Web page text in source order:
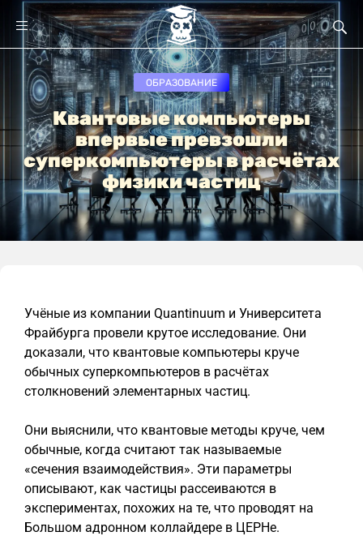
ОБРАЗОВАНИЕ
Квантовые компьютеры
впервые превзошли
суперкомпьютеры в расчётах
физики частиц
Учёные из компании Quantinuum и Университета
Фрайбурга провели крутое исследование. Они
доказали, что квантовые компьютеры круче
обычных суперкомпьютеров в расчётах
столкновений элементарных частиц.
Они выяснили, что квантовые методы круче, чем
обычные, когда считают так называемые
«сечения взаимодействия». Эти параметры
описывают, как частицы рассеиваются в
экспериментах, похожих на те, что проводят на
Большом адронном коллайдере в ЦЕРНе.